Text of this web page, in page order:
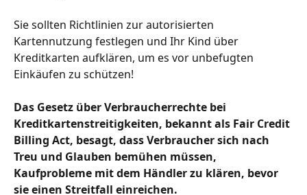
Sie sollten Richtlinien zur autorisierten
Kartennutzung festlegen und Ihr Kind über
Kreditkarten aufklären, um es vor unbefugten
Einkäufen zu schützen!
Das Gesetz über Verbraucherrechte bei
Kreditkartenstreitigkeiten, bekannt als Fair Credit
Billing Act, besagt, dass Verbraucher sich nach
Treu und Glauben bemühen müssen,
Kaufprobleme mit dem Händler zu klären, bevor
sie einen Streitfall einreichen.